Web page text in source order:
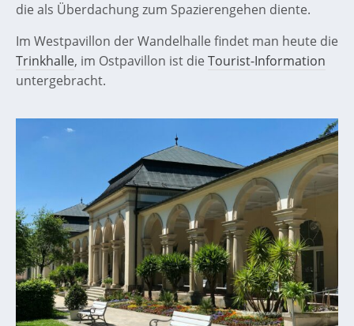
die als Überdachung zum Spazierengehen diente.
Im Westpavillon der Wandelhalle findet man heute die
Trinkhalle, im Ostpavillon ist die Tourist-Information
untergebracht.